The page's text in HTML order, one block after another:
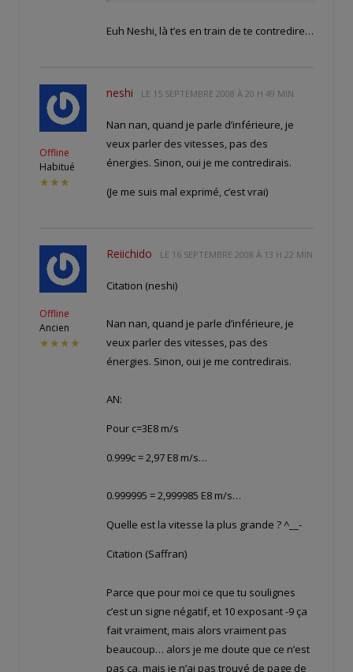
Euh Neshi, là t’es en train de te contredire…
Offline
Habitué
★★★
neshi LE 15 SEPTEMBRE 2008 À 20 H 49 MIN
Nan nan, quand je parle d’inférieure, je
veux parler des vitesses, pas des
énergies. Sinon, oui je me contredirais.
(Je me suis mal exprimé, c’est vrai)
Offline
Ancien
★★★★
Reiichido LE 16 SEPTEMBRE 2008 À 13 H 22 MIN
Citation (neshi)
Nan nan, quand je parle d’inférieure, je
veux parler des vitesses, pas des
énergies. Sinon, oui je me contredirais.
AN:
Pour c=3E8 m/s
0.999c = 2,97 E8 m/s…
0.999995 = 2,999985 E8 m/s…
Quelle est la vitesse la plus grande ? ^__-
Citation (Saffran)
Parce que pour moi ce que tu soulignes
c’est un signe négatif, et 10 exposant -9 ça
fait vraiment, mais alors vraiment pas
beaucoup… alors je me doute que ce n’est
pas ça, mais je n’ai pas trouvé de page de